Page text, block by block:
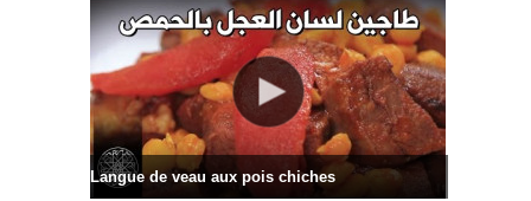
Langue de veau aux pois chiches